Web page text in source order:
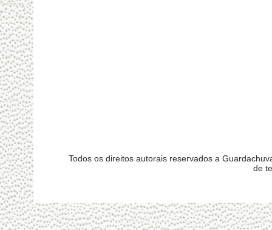
Todos os direitos autorais reservados a
de